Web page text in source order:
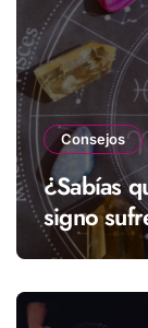
Consejos
¿Sabías
signo